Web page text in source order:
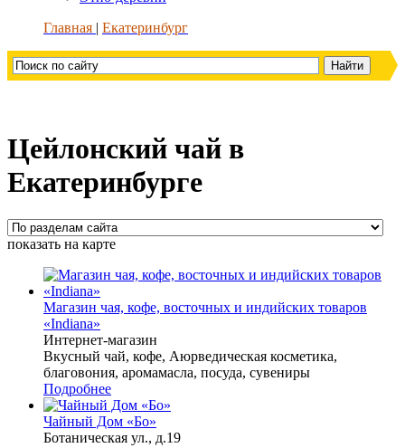
Главная
Екатеринбург
Цейлонский чай в
Екатеринбурге
показать на карте
Магазин чая, кофе, восточных и индийских товаров
«Indiana»
Интернет-магазин
Вкусный чай, кофе, Аюрведическая косметика,
благовония, аромамасла, посуда, сувениры
Подробнее
Чайный Дом «Бо»
Ботаническая ул., д.19